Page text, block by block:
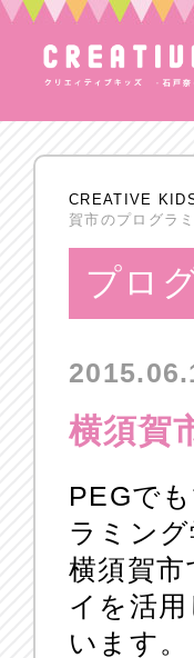
CREATIVE
賀市のプログラ
プロ
横須賀
PEGで
ラミン
横須賀
イを活
います。